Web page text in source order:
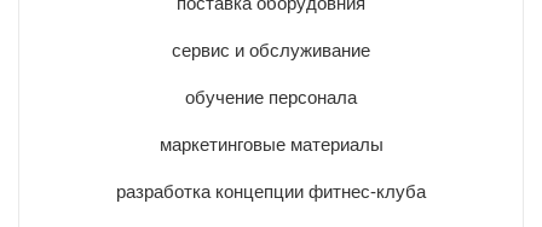
сервис и обслуживание
обучение персонала
маркетинговые материалы
разработка концепции фитнес-клуба